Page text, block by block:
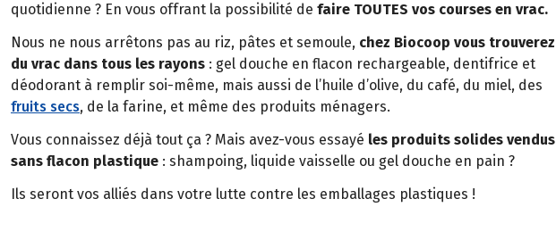
quotidienne ? En vous offrant la possibilité de faire TOUTES vos courses en vrac.
Nous ne nous arrêtons pas au riz, pâtes et semoule, chez Biocoop vous trouverez
du vrac dans tous les rayons : gel douche en flacon rechargeable, dentifrice et
déodorant à remplir soi-même, mais aussi de l’huile d’olive, du café, du miel, des
fruits secs, de la farine, et même des produits ménagers.
Vous connaissez déjà tout ça ? Mais avez-vous essayé les produits solides vendus
sans flacon plastique : shampoing, liquide vaisselle ou gel douche en pain ?
Ils seront vos alliés dans votre lutte contre les emballages plastiques !